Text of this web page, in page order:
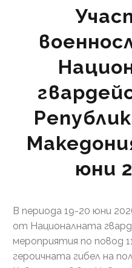
юни
В периода 19-20 юни
от Националната
мероприятия по повод
героичната гибел на